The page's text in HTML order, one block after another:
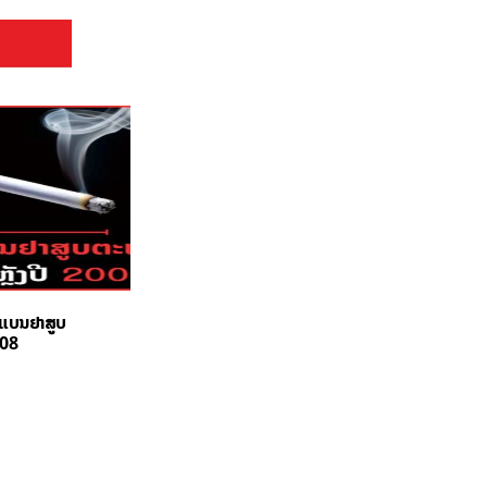
ບນຢາສູບ